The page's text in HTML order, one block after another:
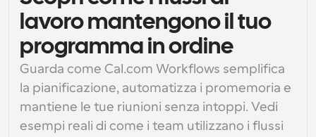
lavoro mantengono il tuo
programma in ordine
Guarda come Cal.com Workflows semplifica
la pianificazione, automatizza i promemoria e
mantiene le tue riunioni senza intoppi. Vedi
esempi reali di come i team utilizzano i flussi